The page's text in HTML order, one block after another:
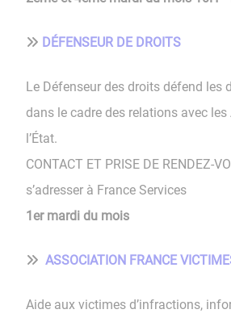
DÉFENSEUR DE DROITS
Le Défenseur des droits défend les
dans le cadre des relations avec
l’État.
CONTACT ET PRISE DE RENDEZ-
s’adresser à France Services
1er mardi du mois
ASSOCIATION FRANCE
Aide aux victimes d’infractions,